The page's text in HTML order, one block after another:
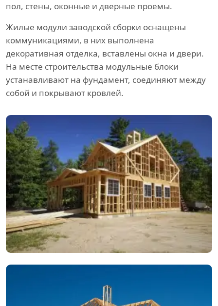
пол, стены, оконные и дверные проемы.
Жилые модули заводской сборки оснащены
коммуникациями, в них выполнена
декоративная отделка, вставлены окна и двери.
На месте строительства модульные блоки
устанавливают на фундамент, соединяют между
собой и покрывают кровлей.